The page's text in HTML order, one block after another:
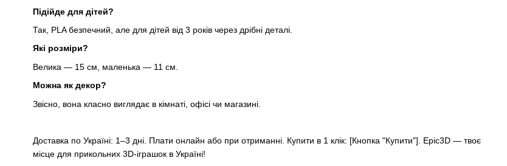
Підійде для дітей?
Так, PLA безпечний, але для дітей від 3 років через дрібні деталі.
Які розміри?
Велика — 15 см, маленька — 11 см.
Можна як декор?
Звісно, вона класно виглядає в кімнаті, офісі чи магазині.
Доставка по Україні: 1–3 дні. Плати онлайн або при отриманні. Купити в 1 клік: [Кнопка "Купити"]. Epic3D — твоє
місце для прикольних 3D-іграшок в Україні!